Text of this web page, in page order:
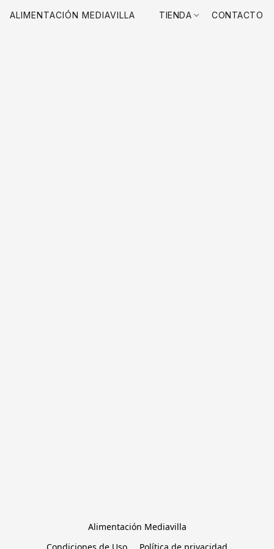
ALIMENTACIÓN MEDIAVILLA TIENDA CONTACTO
Alimentación Mediavilla